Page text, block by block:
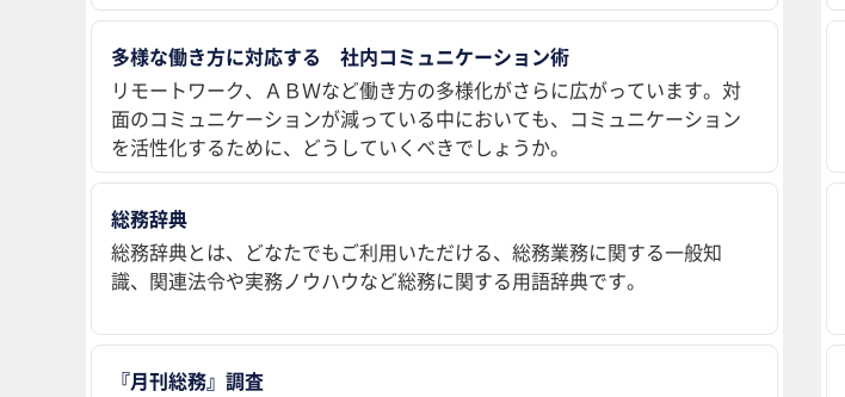
多様な働き方に対応する 社内コミュニケーション術
リモートワーク、ＡＢＷなど働き方の多様化がさらに広がっています。対
面のコミュニケーションが減っている中においても、コミュニケーション
を活性化するために、どうしていくべきでしょうか。
総務辞典
総務辞典とは、どなたでもご利用いただける、総務業務に関する一般知
識、関連法令や実務ノウハウなど総務に関する用語辞典です。
『月刊総務』調査